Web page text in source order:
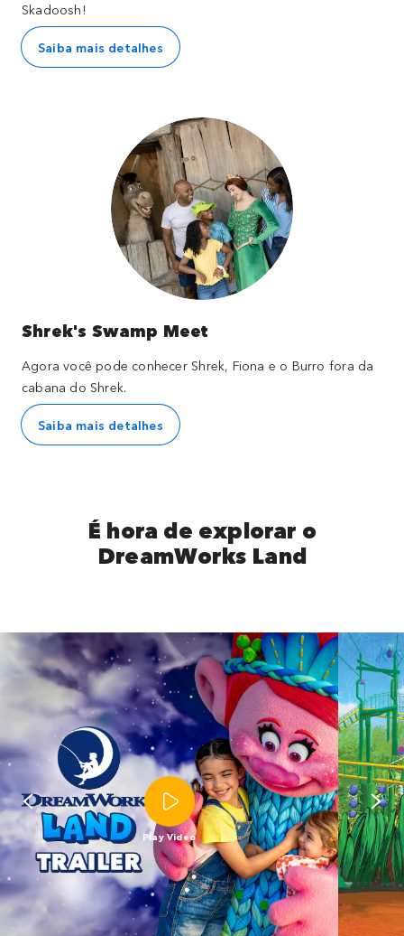
Skadoosh!
Saiba mais detalhes
Shrek's Swamp Meet
Agora você pode conhecer Shrek, Fiona e o Burro fora da
cabana do Shrek.
Saiba mais detalhes
É hora de explorar o
DreamWorks Land
Play Video